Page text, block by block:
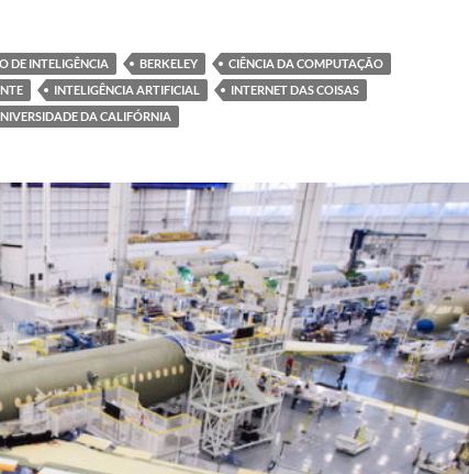
DE INTELIGÊNCIA BERKELEY
CIÊNCIA DA COMPUTAÇÃO
INTELIGÊNCIA ARTIFICIAL
INTERNET DAS COISAS
DA CALIFÓRNIA